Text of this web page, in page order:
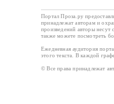
Портал Проза.ру
принадлежат авторам и
произведений авторы несут
также можете посмотреть
Ежедневная аудитория
этого текста. В каждой
© Все права принадлежат